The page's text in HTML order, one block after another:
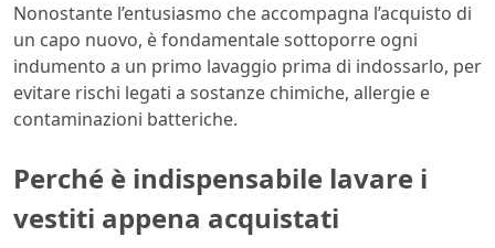
Nonostante l’entusiasmo che accompagna l’acquisto di
un capo nuovo, è fondamentale sottoporre ogni
indumento a un primo lavaggio prima di indossarlo, per
evitare rischi legati a sostanze chimiche, allergie e
contaminazioni batteriche.
Perché è indispensabile lavare i
vestiti appena acquistati